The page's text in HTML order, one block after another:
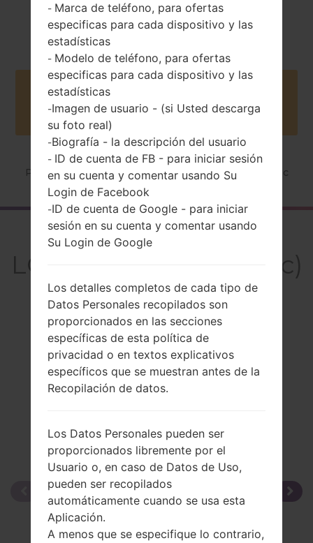
Unknown
2006
Buy accessories on Amazon
Página principal →Serie →LG Others →LGMG220c
El resumen
LGMG220c(LGMG220c)
Comparar
- Marca de teléfono, para ofertas
especificas para cada dispositivo y las
estadísticas
- Modelo de teléfono, para ofertas
especificas para cada dispositivo y las
estadísticas
-Imagen de usuario - (si Usted descarga
su foto real)
-Biografía - la descripción del usuario
- ID de cuenta de FB - para iniciar sesión
en su cuenta y comentar usando Su
Login de Facebook
-ID de cuenta de Google - para iniciar
sesión en su cuenta y comentar usando
Su Login de Google
Los detalles completos de cada tipo de
Datos Personales recopilados son
proporcionados en las secciones
específicas de esta política de
privacidad o en textos explicativos
específicos que se muestran antes de la
Recopilación de datos.
Los Datos Personales pueden ser
proporcionados libremente por el
Usuario o, en caso de Datos de Uso,
pueden ser recopilados
automáticamente cuando se usa esta
Aplicación.
A menos que se especifique lo contrario,